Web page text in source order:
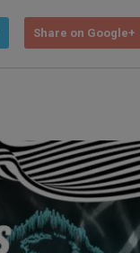
Share on Google+